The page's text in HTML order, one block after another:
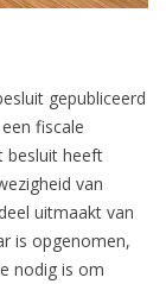
gepubliceerd
fiscale
besluit heeft
van
uitmaakt van
is opgenomen,
nodig is om